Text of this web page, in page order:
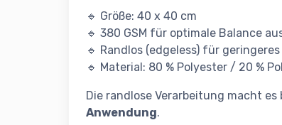
🔹 Größe: 40 x 40 cm
🔹 380 GSM für optimale Balance
🔹 Randlos (edgeless) für
🔹 Material: 80 % Polyester / 20 %
Die randlose Verarbeitung macht es
Anwendung.